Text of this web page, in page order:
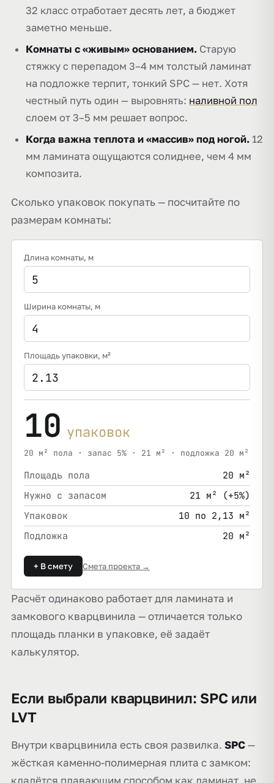
32 класс отработает десять лет, а бюджет
заметно меньше.
Комнаты с «живым» основанием. Старую
стяжку с перепадом 3–4 мм толстый ламинат
на подложке терпит, тонкий SPC — нет. Хотя
честный путь один — выровнять: наливной пол
слоем от 3–5 мм решает вопрос.
Когда важна теплота и «массив» под ногой. 12
мм ламината ощущаются солиднее, чем 4 мм
композита.
Сколько упаковок покупать — посчитайте по
размерам комнаты:
Длина комнаты, м
Ширина комнаты, м
Площадь упаковки, м²
10 упаковок
20 м² пола · запас 5% · 21 м² · подложка 20 м²
Площадь пола
20 м²
Нужно с запасом
21 м² (+5%)
Упаковок
10 по 2,13 м²
Подложка
20 м²
+ В смету Смета проекта →
Расчёт одинаково работает для ламината и
замкового кварцвинила — отличается только
площадь планки в упаковке, её задаёт
калькулятор.
Если выбрали кварцвинил: SPC или
LVT
Внутри кварцвинила есть своя развилка. SPC—
жёсткая каменно-полимерная плита с замком:
кладётся плавающим способом как ламинат, не